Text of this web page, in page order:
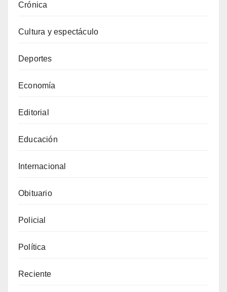
Crónica
Cultura y espectáculo
Deportes
Economía
Editorial
Educación
Internacional
Obituario
Policial
Política
Reciente